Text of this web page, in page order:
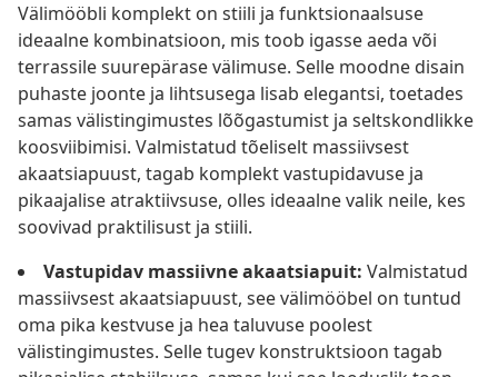
Välimööbli komplekt on stiili ja funktsionaalsuse
ideaalne kombinatsioon, mis toob igasse aeda või
terrassile suurepärase välimuse. Selle moodne disain
puhaste joonte ja lihtsusega lisab elegantsi, toetades
samas välistingimustes lõõgastumist ja seltskondlikke
koosviibimisi. Valmistatud tõeliselt massiivsest
akaatsiapuust, tagab komplekt vastupidavuse ja
pikaajalise atraktiivsuse, olles ideaalne valik neile, kes
soovivad praktilisust ja stiili.
Vastupidav massiivne akaatsiapuit: Valmistatud
massiivsest akaatsiapuust, see välimööbel on tuntud
oma pika kestvuse ja hea taluvuse poolest
välistingimustes. Selle tugev konstruktsioon tagab